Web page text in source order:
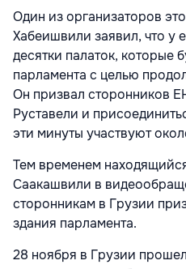
Один из организаторов
Хабеишвили заявил, что у
десятки палаток, которые
парламента с целью
Он призвал сторонников
Руставели и
эти минуты участвуют
Тем временем
Саакашвили в
сторонникам в Грузии
здания парламента.
28 ноября в Грузии